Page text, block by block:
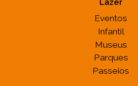
Eventos
Infantil
Museus
Parques
Passeios